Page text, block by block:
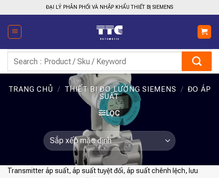
qua
nội
dung
ĐẠI LÝ PHÂN PHỐI VÀ NHẬP KHẨU THIẾT BỊ SIEMENS
kiếm:
TRANG CHỦ / THIẾT BỊ ĐO LƯỜNG SIEMENS / ĐO ÁP
SUẤT
LỌC
Transmitter áp suất, áp suất tuyệt đối, áp suất chênh lệch, lưu